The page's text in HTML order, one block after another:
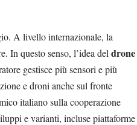
A livello internazionale, la
In questo senso, l’idea del drone
gestisce più sensori e più
e droni anche sul fronte
italiano sulla cooperazione
e varianti, incluse piattaforme